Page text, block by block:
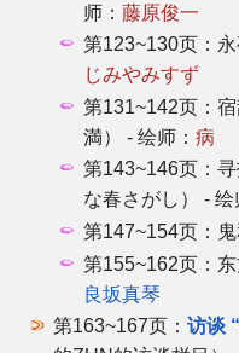
师：藤原俊一
第123~130页：
じみやみすず
第131~142页：
満） - 绘师：病
第143~146页：
な春さがし） - 绘
第147~154页：
第155~162页：
良坂真琴
第163~167页： 访谈